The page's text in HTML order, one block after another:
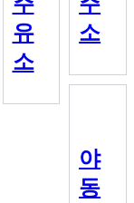
유
소
소
야
동